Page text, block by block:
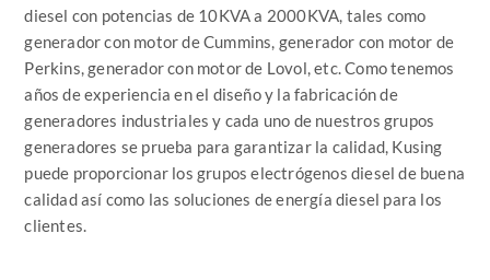
diesel con potencias de 10KVA a 2000KVA, tales como
generador con motor de Cummins, generador con motor de
Perkins, generador con motor de Lovol, etc. Como tenemos
años de experiencia en el diseño y la fabricación de
generadores industriales y cada uno de nuestros grupos
generadores se prueba para garantizar la calidad, Kusing
puede proporcionar los grupos electrógenos diesel de buena
calidad así como las soluciones de energía diesel para los
clientes.